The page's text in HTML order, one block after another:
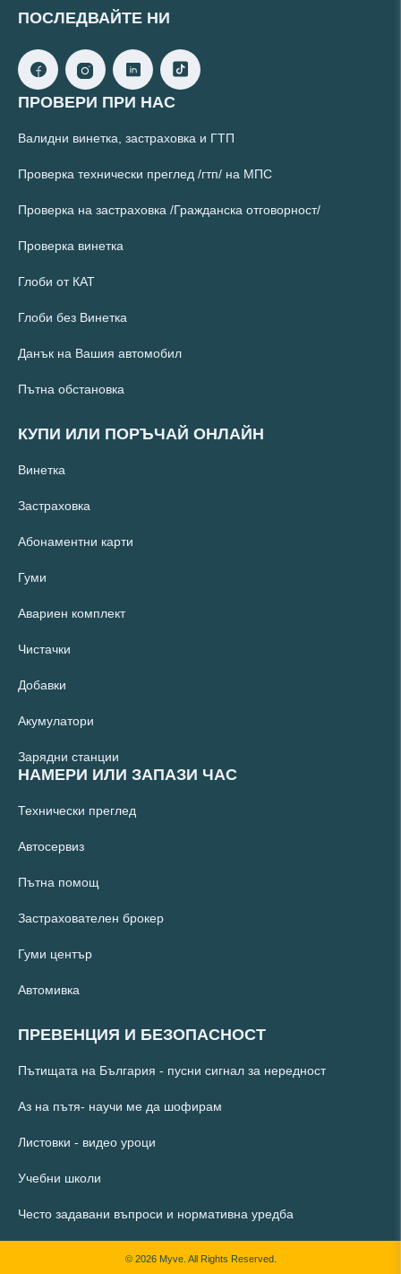
ПОСЛЕДВАЙТЕ НИ
ПРОВЕРИ ПРИ НАС
Валидни винетка, застраховка и ГТП
Проверка технически преглед /гтп/ на МПС
Проверка на застраховка /Гражданска отговорност/
Проверка винетка
Глоби от КАТ
Глоби без Винетка
Данък на Вашия автомобил
Пътна обстановка
КУПИ ИЛИ ПОРЪЧАЙ ОНЛАЙН
Винетка
Застраховка
Абонаментни карти
Гуми
Авариен комплект
Чистачки
Добавки
Акумулатори
Зарядни станции
НАМЕРИ ИЛИ ЗАПАЗИ ЧАС
Технически преглед
Автосервиз
Пътна помощ
Застрахователен брокер
Гуми център
Автомивка
ПРЕВЕНЦИЯ И БЕЗОПАСНОСТ
Пътищата на България - пусни сигнал за нередност
Аз на пътя- научи ме да шофирам
Листовки - видео уроци
Учебни школи
Често задавани въпроси и нормативна уредба
© 2026 Myve. All Rights Reserved.